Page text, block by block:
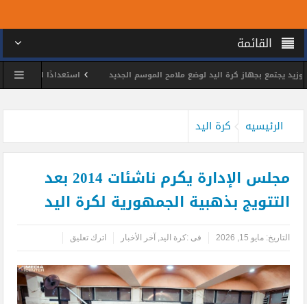
القائمة
بجهاز كرة اليد لوضع ملامح الموسم الجديد
استعدادًا للمونديال..
الرئيسيه كرة اليد
مجلس الإدارة يكرم ناشئات 2014 بعد
التتويج بذهبية الجمهورية لكرة اليد
التاريخ:مايو 15, 2026 فى :كرة اليد, آخر الأخبار اترك تعليق